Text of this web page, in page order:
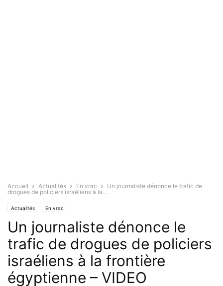
Accueil Actualités En vrac
Un journaliste dénonce le trafic de
drogues de policiers israéliens à la...
Actualités En vrac
Un journaliste dénonce le
trafic de drogues de policiers
israéliens à la frontière
égyptienne – VIDEO